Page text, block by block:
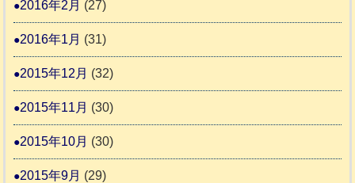
2016年2月 (27)
2016年1月 (31)
2015年12月 (32)
2015年11月 (30)
2015年10月 (30)
2015年9月 (29)